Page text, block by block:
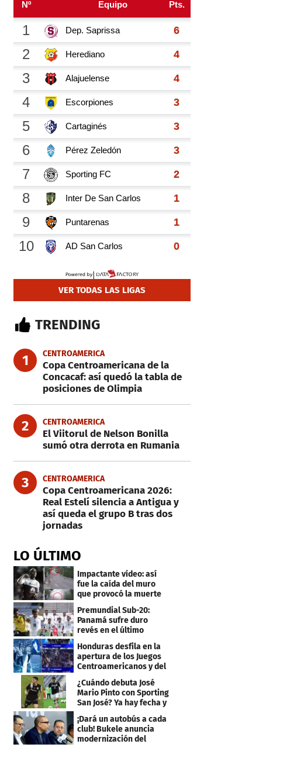
VER TODAS LAS LIGAS
TRENDING
1 CENTROAMERICA
Copa Centroamericana de la
Concacaf: así quedó la tabla de
posiciones de Olimpia
2 CENTROAMERICA
El Viitorul de Nelson Bonilla
sumó otra derrota en Rumania
3 CENTROAMERICA
Copa Centroamericana 2026:
Real Estelí silencia a Antigua y
así queda el grupo B tras dos
jornadas
LO ÚLTIMO
Impactante vídeo: así
fue la caída del muro
que provocó la muerte
de Tássio Maia
Premundial Sub-20:
Panamá sufre duro
revés en el último
minuto y se aleja de 4tos
Honduras desfila en la
apertura de los Juegos
Centroamericanos y del
Caribe 2026
¿Cuándo debuta José
Mario Pinto con Sporting
San José? Ya hay fecha y
¡Dará un autobús a cada
club! Bukele anuncia
modernización del